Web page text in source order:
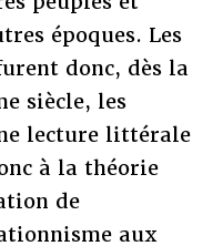
époques. Les
donc, dès la
siècle, les
lecture littérale
à la théorie
de
aux